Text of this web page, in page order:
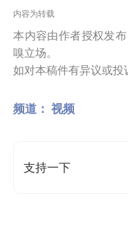
内容为转载
本内容由作者授权发
嗅立场。
如对本稿件有异议或投
频道： 视频
支持一下